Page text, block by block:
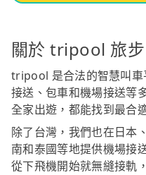
關於 tripool 旅步
tripool 是合法的智慧叫車
接送、包車和機場接送等
全家出遊，都能找到最合
除了台灣，我們也在日本
南和泰國等地提供機場接
從下飛機開始就無縫接軌